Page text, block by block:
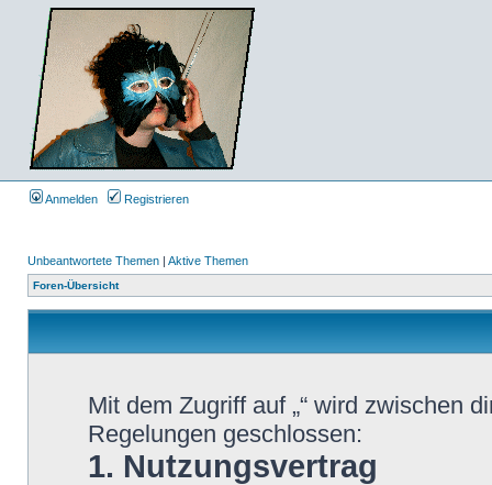
Anmelden Registrieren
Unbeantwortete Themen | Aktive Themen
Foren-Übersicht
Mit dem Zugriff auf „“ wird zwischen
Regelungen geschlossen:
1. Nutzungsvertrag